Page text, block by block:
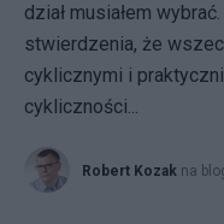
dział musiałem
stwierdzenia, że
cyklicznymi i
cykliczności...
Robert Kozak na